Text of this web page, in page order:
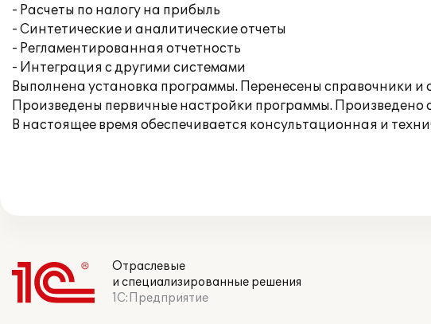
- Расчеты по налогу на прибыль
- Синтетические и аналитические отчеты
- Регламентированная отчетность
- Интеграция с другими системами
Выполнена установка программы. Перенесены справочники и
Произведены первичные настройки программы. Произведено
В настоящее время обеспечивается консультационная и
Отраслевые
и специализированные решения
1С:Предприятие